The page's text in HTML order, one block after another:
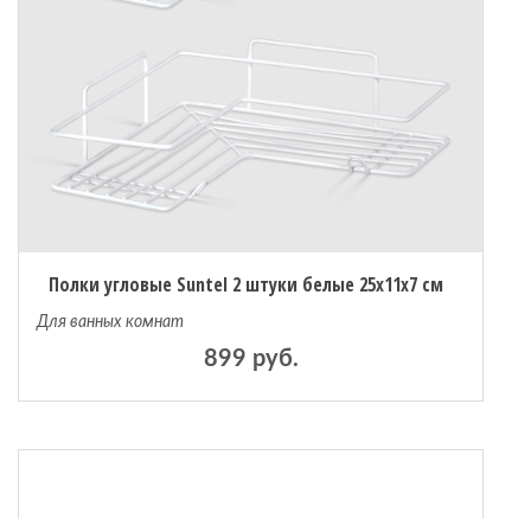
Полки угловые Suntel 2 штуки белые 25х11х7 см
Для ванных комнат
899 руб.